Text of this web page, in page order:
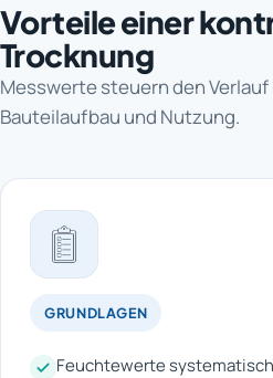
Vorteile einer
Trocknung
Messwerte steuern den Verlauf
Bauteilaufbau und Nutzung.
GRUNDLAGEN
Feuchtewerte